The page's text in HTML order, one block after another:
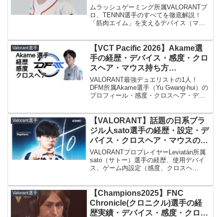
で再注目！
ムラッシュゲーミング所属VALORANTプ
ロ、TENNN選手のすべてを徹底解説！
「筋肉エイム」を支えるデバイス（マウ
ド、イヤホン）と詳細な感度設定を公
開。経歴、プレイスタイル、面白エピソ
ード、移籍の背景まで、TENNN選手の強
さと魅力に迫ります。彼のパフォーマン
スを支える秘密を深掘りし、あなたの
VALORANTプレイに役立つ情報が満載。
TENNN選手の最新情報を見逃すな！
Valorant選手
【VCT Pacific 2026】Akame選
手の経歴・デバイス・感度・クロ
スヘア・マウス持ち方
/VALORANT
VALORANT最強デュエリストの1人！
DFM所属Akame選手（Yu Gwang-hui）の
プロフィール・感度・クロスヘア・デバ
実例画像と表で解説。その強さの秘訣に
迫ります。
Valorant選手
【VALORANT】話題の日系ブラ
ジル人sato選手の経歴・設定・デ
バイス・クロスヘア・マウスの持
ち方を紹介！！次世代のAspasと
噂される強さとは!?/Leviatán
VALORANTプロプレイヤーLeviatán所属
sato（サトー）選手の経歴、使用デバイ
ス、ゲーム内設定（感度、クロスヘ
ラジルから北米、そして南米リーグへと
挑戦を続ける若き才能の強さの秘密に迫
ります。
Valorant選手
【Champions2025】FNC
Chronicle(クロニクル)選手の経
歴実績・デバイス・感度・クロス